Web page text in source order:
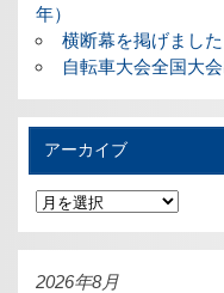
年）
横断幕を掲げました
自転車大会全国大
アーカイブ
ア
ー
カ
イ
ブ
2026年8月